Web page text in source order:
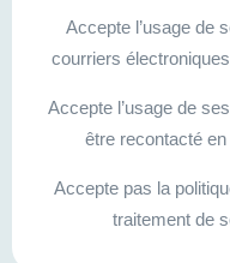
Accepte l’usage de
courriers
Accepte l’usage de
être recontacté
Accepte pas la
traitement de